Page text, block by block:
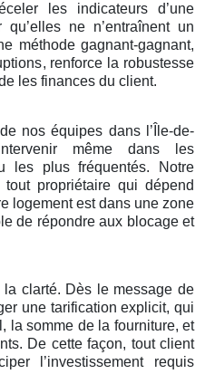
les indicateurs d’une
ne n’entraînent un
méthode gagnant-gagnant,
renforce la robustesse
les finances du client.
nos équipes dans l’Île-de-
même dans les
les plus fréquentés. Notre
propriétaire qui dépend
logement est dans une zone
de répondre aux blocage et
clarté. Dès le message de
une tarification explicit, qui
la somme de la fourniture, et
De cette façon, tout client
l’investissement requis